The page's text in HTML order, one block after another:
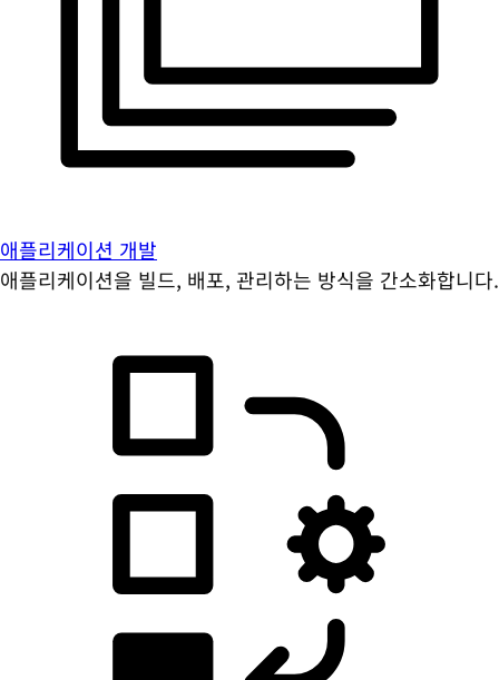
애플리케이션 개발
애플리케이션을 빌드, 배포, 관리하는 방식을 간소화합니다.